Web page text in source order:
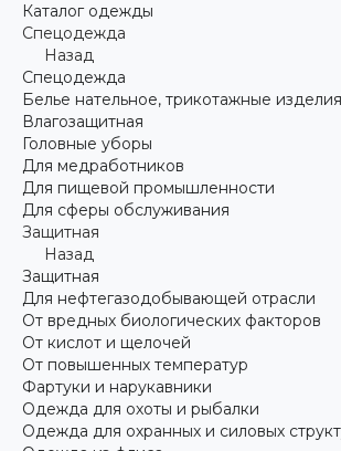
Каталог одежды
Спецодежда
Назад
Спецодежда
Белье нательное, трикотажные изделия
Влагозащитная
Головные уборы
Для медработников
Для пищевой промышленности
Для сферы обслуживания
Защитная
Назад
Защитная
Для нефтегазодобывающей отрасли
От вредных биологических факторов
От кислот и щелочей
От повышенных температур
Фартуки и нарукавники
Одежда для охоты и рыбалки
Одежда для охранных и силовых